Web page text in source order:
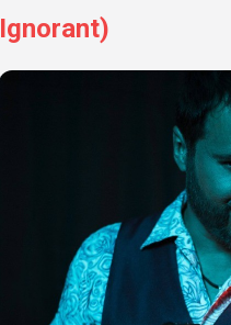
Ignorant)